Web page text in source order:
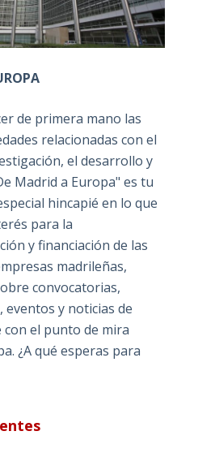
de primera mano las
relacionadas con el
el desarrollo y
Madrid a Europa" es tu
hincapié en lo que
para la
y financiación de las
madrileñas,
convocatorias,
eventos y noticias de
el punto de mira
¿A qué esperas para